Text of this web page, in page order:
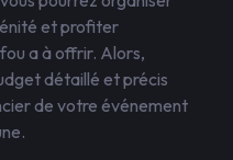
et profiter
a à offrir. Alors,
détaillé et précis
de votre événement